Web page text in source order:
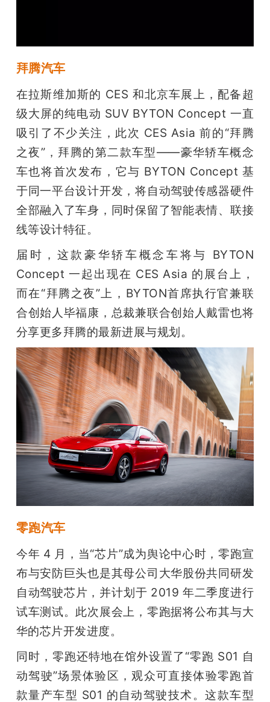
拜腾汽车
在拉斯维加斯的 CES 和北京车展上，配备超
级大屏的纯电动 SUV BYTON Concept 一直
吸引了不少关注，此次 CES Asia 前的“拜腾
之夜”，拜腾的第二款车型——豪华轿车概念
车也将首次发布，它与 BYTON Concept 基
于同一平台设计开发，将自动驾驶传感器硬件
全部融入了车身，同时保留了智能表情、联接
线等设计特征。
届时，这款豪华轿车概念车将与 BYTON
Concept 一起出现在 CES Asia 的展台上，
而在“拜腾之夜”上，BYTON首席执行官兼联
合创始人毕福康，总裁兼联合创始人戴雷也将
分享更多拜腾的最新进展与规划。
零跑汽车
今年 4 月，当“芯片”成为舆论中心时，零跑宣
布与安防巨头也是其母公司大华股份共同研发
自动驾驶芯片，并计划于 2019 年二季度进行
试车测试。此次展会上，零跑据将公布其与大
华的芯片开发进度。
同时，零跑还特地在馆外设置了“零跑 S01 自
动驾驶”场景体验区，观众可直接体验零跑首
款量产车型 S01 的自动驾驶技术。这款车型